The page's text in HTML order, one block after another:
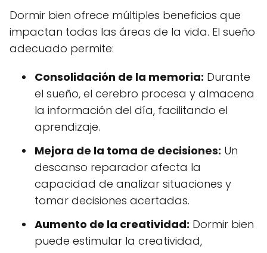
Dormir bien ofrece múltiples beneficios que
impactan todas las áreas de la vida. El sueño
adecuado permite:
Consolidación de la memoria: Durante
el sueño, el cerebro procesa y almacena
la información del día, facilitando el
aprendizaje.
Mejora de la toma de decisiones: Un
descanso reparador afecta la
capacidad de analizar situaciones y
tomar decisiones acertadas.
Aumento de la creatividad: Dormir bien
puede estimular la creatividad,